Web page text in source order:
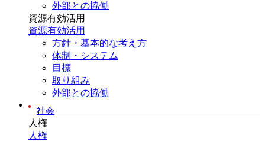
外部との協働
資源有効活用
資源有効活用
方針・基本的な考え方
体制・システム
目標
取り組み
外部との協働
社会
人権
人権